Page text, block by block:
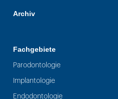
Archiv
Fachgebiete
Parodontologie
Implantologie
Endodontologie